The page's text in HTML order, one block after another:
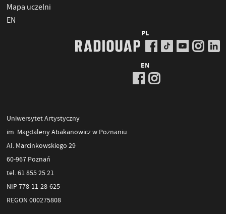
Mapa uczelni
EN
PL
EN
Uniwersytet Artystyczny
im. Magdaleny Abakanowicz w Poznaniu
Al. Marcinkowskiego 29
60-967 Poznań
tel. 61 855 25 21
NIP 778-11-28-625
REGON 000275808